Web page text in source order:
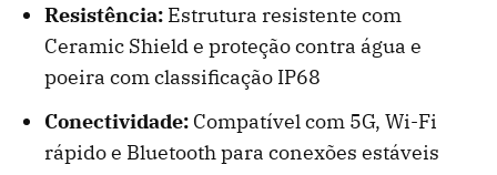
Resistência: Estrutura resistente com
Ceramic Shield e proteção contra água e
poeira com classificação IP68
Conectividade: Compatível com 5G, Wi-Fi
rápido e Bluetooth para conexões estáveis